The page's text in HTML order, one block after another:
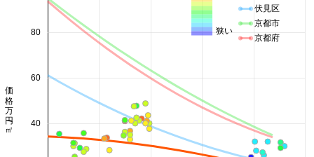
40
60
80
価格 万円/㎡
伏見区
京都市
京都府
狭い